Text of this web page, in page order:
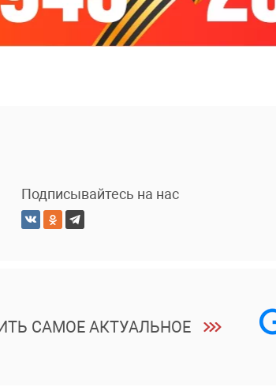
Подписывайтесь на нас
САМОЕ АКТУАЛЬНОЕ